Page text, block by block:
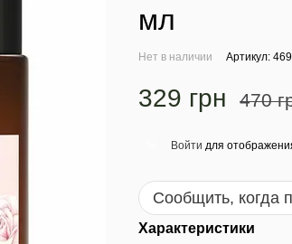
мл
Нет в наличии Артикул:
329 грн 470
Войти для
Сообщить, когда
Характеристики